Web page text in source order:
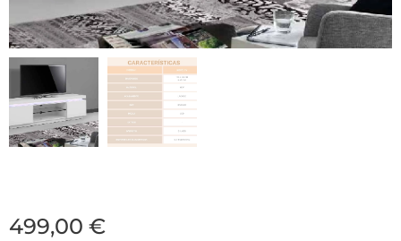
499,00 €